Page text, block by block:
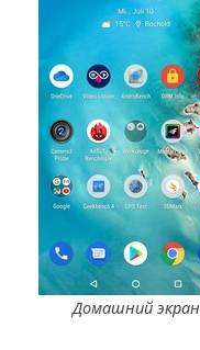
Домашний экран